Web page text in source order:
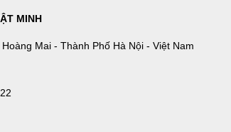
MINH
Mai - Thành Phố Hà Nội - Việt Nam